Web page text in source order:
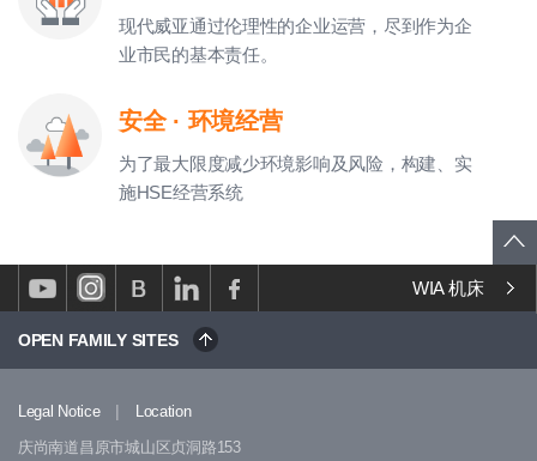
现代威亚通过伦理性的企业运营，尽到作为企
业市民的基本责任。
安全 · 环境经营
为了最大限度减少环境影响及风险，构建、实
施HSE经营系统
WIA 机床
OPEN FAMILY SITES
Legal Notice |
Location
庆尚南道昌原市城山区贞洞路153